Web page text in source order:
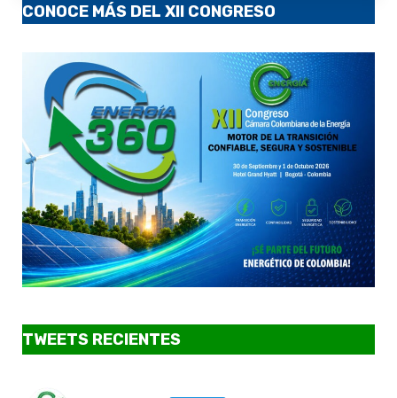
CONOCE MÁS DEL XII CONGRESO
TWEETS RECIENTES